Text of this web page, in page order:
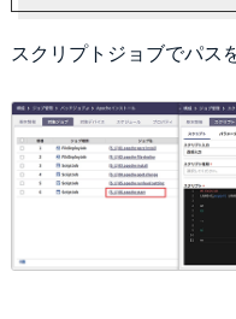
スクリプトジョブでパス